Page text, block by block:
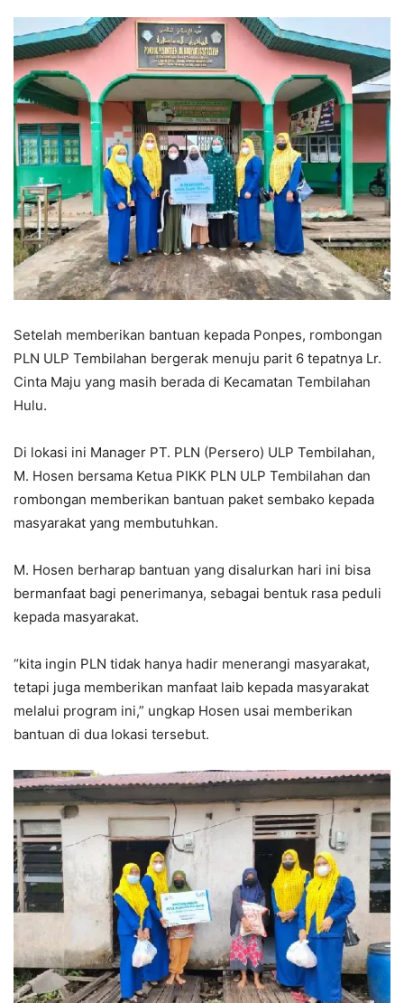
Setelah memberikan bantuan kepada Ponpes, rombongan
PLN ULP Tembilahan bergerak menuju parit 6 tepatnya Lr.
Cinta Maju yang masih berada di Kecamatan Tembilahan
Hulu.
Di lokasi ini Manager PT. PLN (Persero) ULP Tembilahan,
M. Hosen bersama Ketua PIKK PLN ULP Tembilahan dan
rombongan memberikan bantuan paket sembako kepada
masyarakat yang membutuhkan.
M. Hosen berharap bantuan yang disalurkan hari ini bisa
bermanfaat bagi penerimanya, sebagai bentuk rasa peduli
kepada masyarakat.
“kita ingin PLN tidak hanya hadir menerangi masyarakat,
tetapi juga memberikan manfaat laib kepada masyarakat
melalui program ini,” ungkap Hosen usai memberikan
bantuan di dua lokasi tersebut.